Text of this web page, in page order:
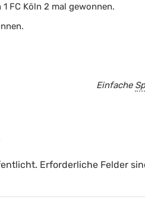
FC Köln 2 mal gewonnen.
Einfache
Erforderliche Felder